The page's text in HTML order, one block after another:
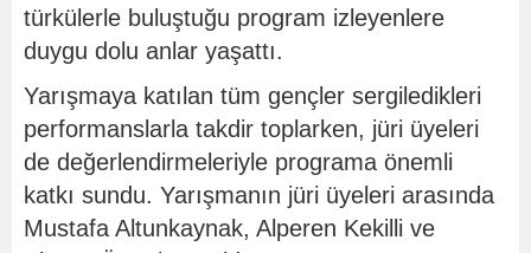
türkülerle buluştuğu program izleyenlere
duygu dolu anlar yaşattı.
Yarışmaya katılan tüm gençler sergiledikleri
performanslarla takdir toplarken, jüri üyeleri
de değerlendirmeleriyle programa önemli
katkı sundu. Yarışmanın jüri üyeleri arasında
Mustafa Altunkaynak, Alperen Kekilli ve